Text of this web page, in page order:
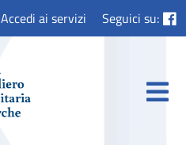
Accedi ai servizi Seguici su: